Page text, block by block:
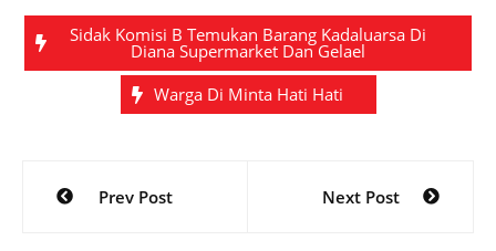
Sidak Komisi B Temukan Barang Kadaluarsa Di
Diana Supermarket Dan Gelael
Warga Di Minta Hati Hati
Post
navigation
Prev Post Next Post